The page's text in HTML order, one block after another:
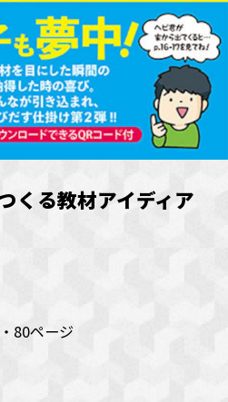
くる教材アイディア
80ページ